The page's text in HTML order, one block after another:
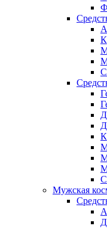
Мужская